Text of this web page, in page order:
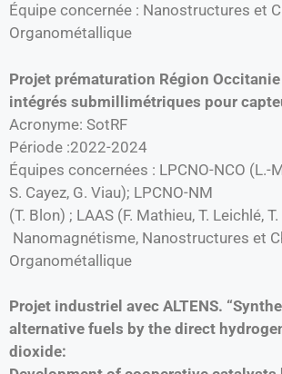
Équipe concernée : Nanostructures et
Organométallique
Projet prématuration Région
intégrés submillimétriques pour
Acronyme: SotRF
Période :2022-2024
Équipes concernées : LPCNO-NCO (L.-
S. Cayez, G. Viau); LPCNO-NM
(T. Blon) ; LAAS (F. Mathieu, T. Leichlé,
Nanomagnétisme, Nanostructures et
Organométallique
Projet industriel avec ALTENS.
alternative fuels by the direct
dioxide: